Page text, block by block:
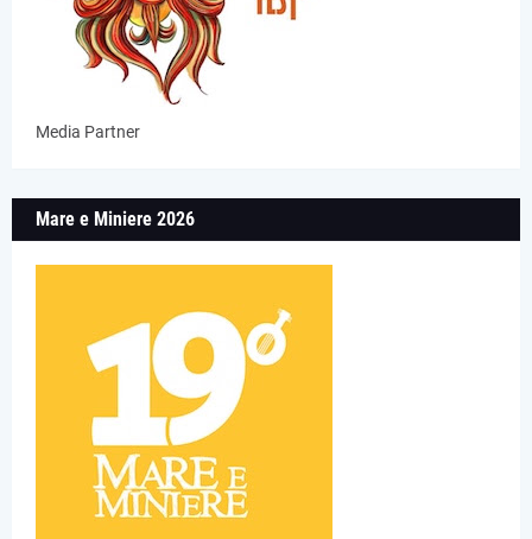
Media Partner
Mare e Miniere 2026